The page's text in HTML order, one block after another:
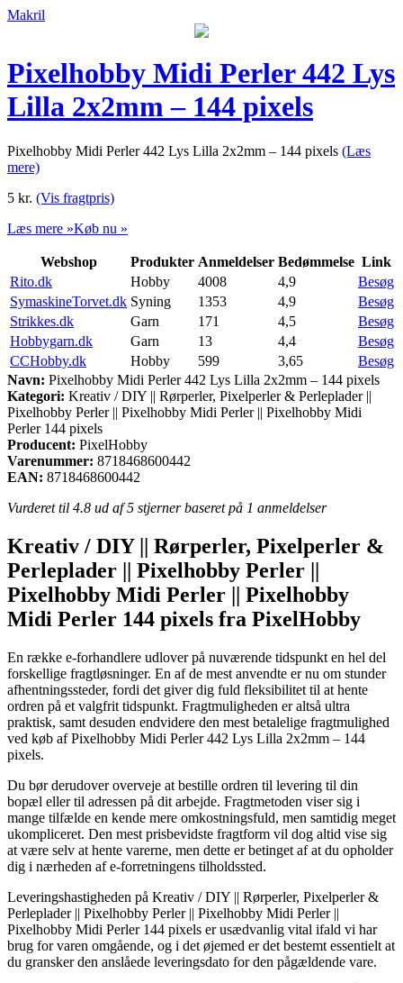
Makril
Pixelhobby Midi Perler 442 Lys
Lilla 2x2mm – 144 pixels
Pixelhobby Midi Perler 442 Lys Lilla 2x2mm – 144 pixels (Læs
mere)
5 kr. (Vis fragtpris)
Læs mere »Køb nu »
Webshop Produkter Anmeldelser Bedømmelse Link
Rito.dk
Hobby 4008 4,9
Besøg
SymaskineTorvet.dk Syning 1353 4,9
Besøg
Strikkes.dk
Garn 171 4,5
Besøg
Hobbygarn.dk
Garn 13 4,4
Besøg
CCHobby.dk
Hobby 599 3,65
Besøg
Navn: Pixelhobby Midi Perler 442 Lys Lilla 2x2mm – 144 pixels
Kategori: Kreativ / DIY || Rørperler, Pixelperler & Perleplader ||
Pixelhobby Perler || Pixelhobby Midi Perler || Pixelhobby Midi
Perler 144 pixels
Producent: PixelHobby
Varenummer: 8718468600442
EAN: 8718468600442
Vurderet til 4.8 ud af 5 stjerner baseret på 1 anmeldelser
Kreativ / DIY || Rørperler, Pixelperler &
Perleplader || Pixelhobby Perler ||
Pixelhobby Midi Perler || Pixelhobby
Midi Perler 144 pixels fra PixelHobby
En række e-forhandlere udlover på nuværende tidspunkt en hel del
forskellige fragtløsninger. En af de mest anvendte er nu om stunder
afhentningssteder, fordi det giver dig fuld fleksibilitet til at hente
ordren på et valgfrit tidspunkt. Fragtmuligheden er altså ultra
praktisk, samt desuden endvidere den mest betalelige fragtmulighed
ved køb af Pixelhobby Midi Perler 442 Lys Lilla 2x2mm – 144
pixels.
Du bør derudover overveje at bestille ordren til levering til din
bopæl eller til adressen på dit arbejde. Fragtmetoden viser sig i
mange tilfælde en kende mere omkostningsfuld, men samtidig meget
ukompliceret. Den mest prisbevidste fragtform vil dog altid vise sig
at være selv at hente varerne, men dette er betinget af at du opholder
dig i nærheden af e-forretningens tilholdssted.
Leveringshastigheden på Kreativ / DIY || Rørperler, Pixelperler &
Perleplader || Pixelhobby Perler || Pixelhobby Midi Perler ||
Pixelhobby Midi Perler 144 pixels er usædvanlig vital ifald vi har
brug for varen omgående, og i det øjemed er det bestemt essentielt at
du gransker den anslåede leveringsdato for den pågældende vare.